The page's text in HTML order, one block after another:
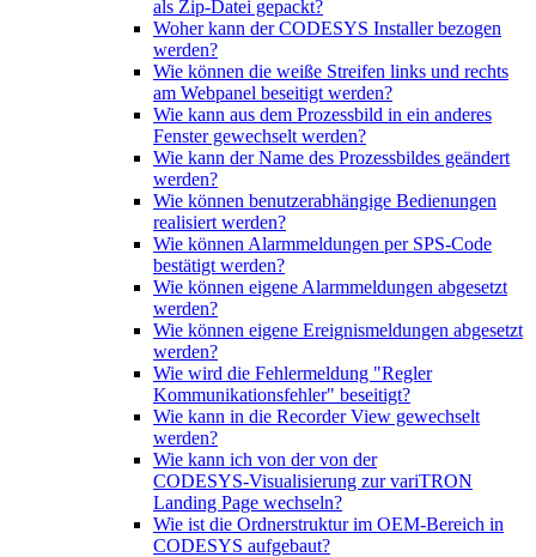
als Zip-Datei gepackt?
Woher kann der CODESYS Installer bezogen
werden?
Wie können die weiße Streifen links und rechts
am Webpanel beseitigt werden?
Wie kann aus dem Prozessbild in ein anderes
Fenster gewechselt werden?
Wie kann der Name des Prozessbildes geändert
werden?
Wie können benutzerabhängige Bedienungen
realisiert werden?
Wie können Alarmmeldungen per SPS-Code
bestätigt werden?
Wie können eigene Alarmmeldungen abgesetzt
werden?
Wie können eigene Ereignismeldungen abgesetzt
werden?
Wie wird die Fehlermeldung "Regler
Kommunikationsfehler" beseitigt?
Wie kann in die Recorder View gewechselt
werden?
Wie kann ich von der von der
CODESYS‑Visualisierung zur variTRON
Landing Page wechseln?
Wie ist die Ordnerstruktur im OEM-Bereich in
CODESYS aufgebaut?